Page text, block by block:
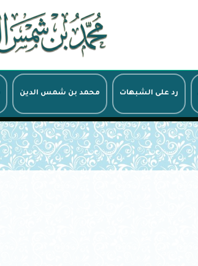
رد على الشبهات محمد بن شمس الدين